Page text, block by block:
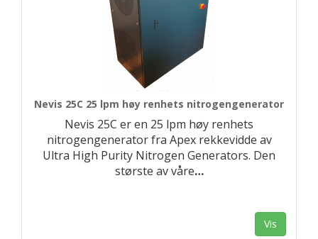
Nevis 25C 25 lpm høy renhets nitrogengenerator
Nevis 25C er en 25 lpm høy renhets
nitrogengenerator fra Apex rekkevidde av
Ultra High Purity Nitrogen Generators. Den
største av våre…
Vis